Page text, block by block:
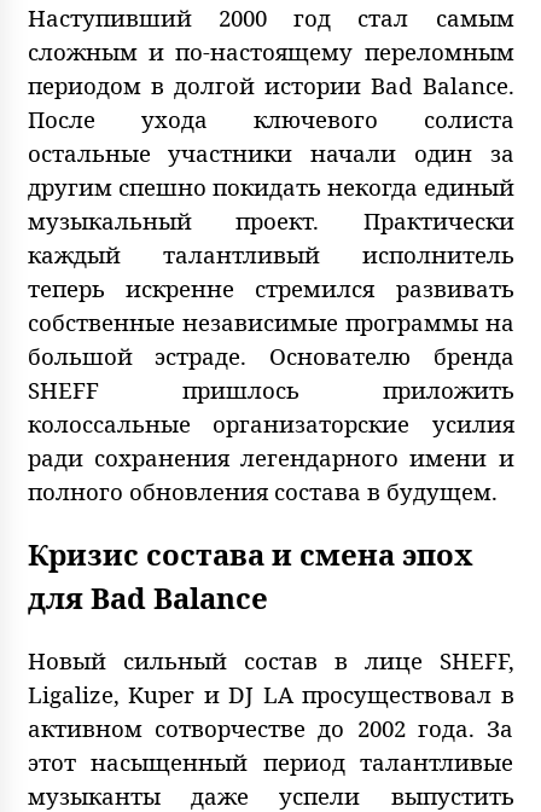
Наступивший 2000 год стал самым
сложным и по-настоящему переломным
периодом в долгой истории Bad Balance.
После ухода ключевого солиста
остальные участники начали один за
другим спешно покидать некогда единый
музыкальный проект. Практически
каждый талантливый исполнитель
теперь искренне стремился развивать
собственные независимые программы на
большой эстраде. Основателю бренда
SHEFF пришлось приложить
колоссальные организаторские усилия
ради сохранения легендарного имени и
полного обновления состава в будущем.
Кризис состава и смена эпох
для Bad Balance
Новый сильный состав в лице SHEFF,
Ligalize, Kuper и DJ LA просуществовал в
активном сотворчестве до 2002 года. За
этот насыщенный период талантливые
музыканты даже успели выпустить